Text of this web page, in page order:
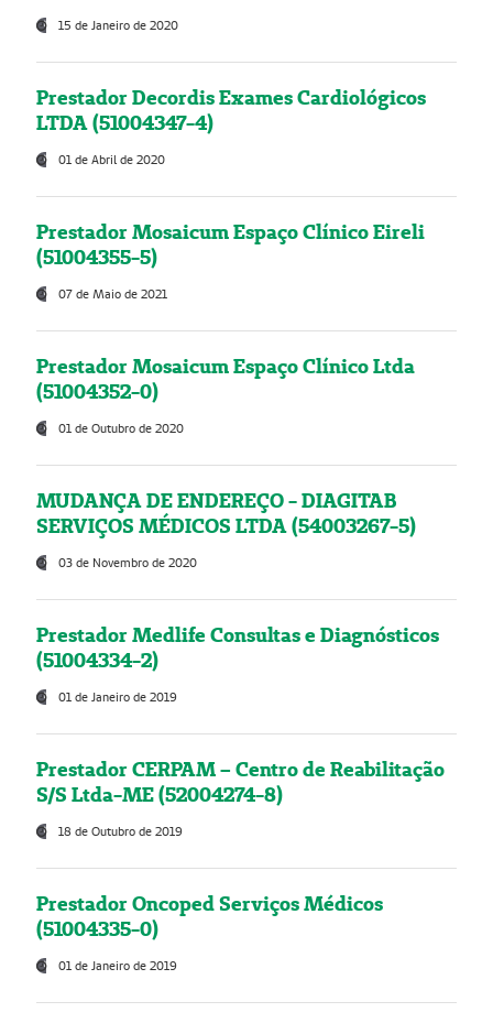
15 de Janeiro de 2020
Prestador Decordis Exames Cardiológicos
LTDA (51004347-4)
01 de Abril de 2020
Prestador Mosaicum Espaço Clínico Eireli
(51004355-5)
07 de Maio de 2021
Prestador Mosaicum Espaço Clínico Ltda
(51004352-0)
01 de Outubro de 2020
MUDANÇA DE ENDEREÇO - DIAGITAB
SERVIÇOS MÉDICOS LTDA (54003267-5)
03 de Novembro de 2020
Prestador Medlife Consultas e Diagnósticos
(51004334-2)
01 de Janeiro de 2019
Prestador CERPAM – Centro de Reabilitação
S/S Ltda-ME (52004274-8)
18 de Outubro de 2019
Prestador Oncoped Serviços Médicos
(51004335-0)
01 de Janeiro de 2019